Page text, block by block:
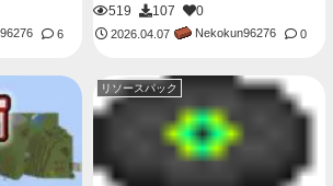
6
519 107 0
2026.04.07 Nekokun96276 0
リソースパック